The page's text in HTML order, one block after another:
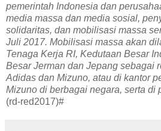
pemerintah Indonesia dan
media massa dan media sosial,
solidaritas, dan mobilisasi massa
Juli 2017. Mobilisasi massa akan
Tenaga Kerja RI, Kedutaan Besar
Besar Jerman dan Jepang sebagai
Adidas dan Mizuno, atau di kantor
Mizuno di berbagai negara, serta di
(rd-red2017)#